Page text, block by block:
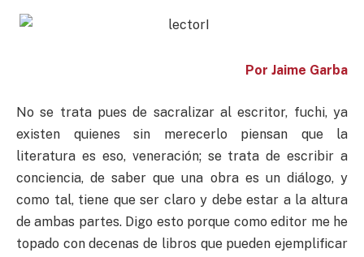
Por Jaime Garba
No se trata pues de sacralizar al escritor, fuchi, ya
existen quienes sin merecerlo piensan que la
literatura es eso, veneración; se trata de escribir a
conciencia, de saber que una obra es un diálogo, y
como tal, tiene que ser claro y debe estar a la altura
de ambas partes. Digo esto porque como editor me he
topado con decenas de libros que pueden ejemplificar